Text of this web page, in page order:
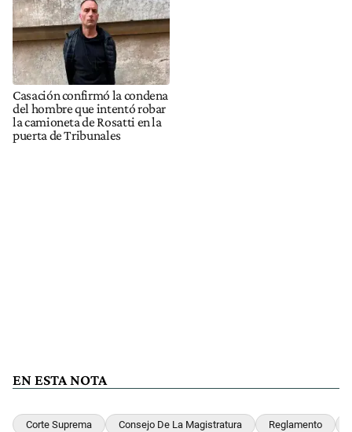
Casación confirmó la condena
del hombre que intentó robar
la camioneta de Rosatti en la
puerta de Tribunales
EN ESTA NOTA
Corte Suprema Consejo De La Magistratura Reglamento